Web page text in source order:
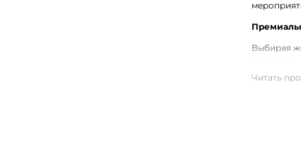
Выбирая
каблуке, а